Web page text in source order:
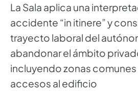
La Sala aplica una
accidente “in itinere” y
trayecto laboral del
abandonar el ámbito
incluyendo zonas
accesos al edificio